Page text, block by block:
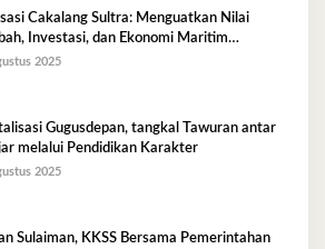
Cakalang Sultra: Menguatkan Nilai
Investasi, dan Ekonomi Maritim
2025
Gugusdepan, tangkal Tawuran antar
melalui Pendidikan Karakter
2025
Sulaiman, KKSS Bersama Pemerintahan